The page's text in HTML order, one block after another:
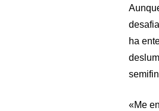
ha
«Me